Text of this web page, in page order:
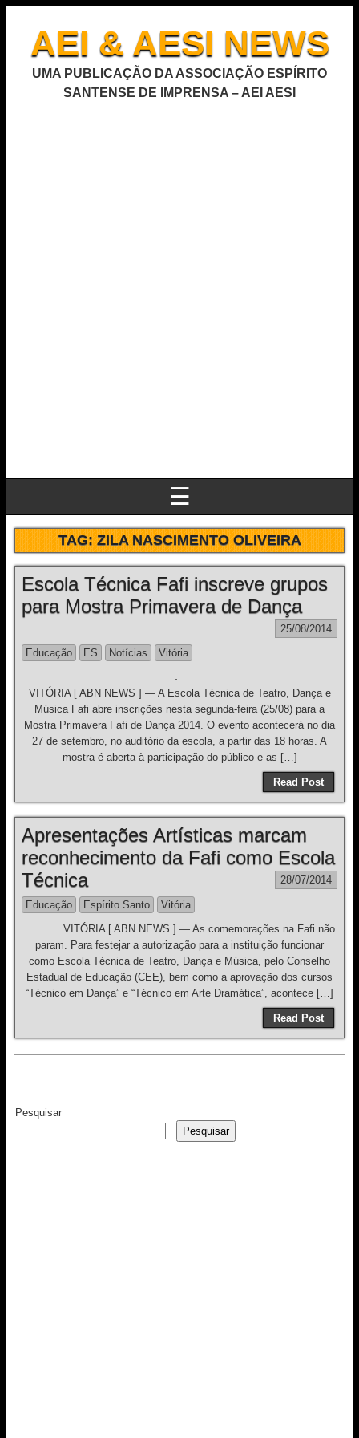
AEI & AESI NEWS
UMA PUBLICAÇÃO DA ASSOCIAÇÃO ESPÍRITO
SANTENSE DE IMPRENSA – AEI AESI
☰
TAG:ZILA NASCIMENTO OLIVEIRA
Escola Técnica Fafi inscreve grupos
para Mostra Primavera de Dança
25/08/2014
Educação
ES Notícias Vitória
VITÓRIA [ ABN NEWS ] — A Escola Técnica de Teatro, Dança e
Música Fafi abre inscrições nesta segunda-feira (25/08) para a
Mostra Primavera Fafi de Dança 2014. O evento acontecerá no dia
27 de setembro, no auditório da escola, a partir das 18 horas. A
mostra é aberta à participação do público e as […]
Read Post
Apresentações Artísticas marcam
reconhecimento da Fafi como Escola
Técnica
28/07/2014
Educação Espírito Santo
Vitória
VITÓRIA [ ABN NEWS ] — As comemorações na Fafi não
param. Para festejar a autorização para a instituição funcionar
como Escola Técnica de Teatro, Dança e Música, pelo Conselho
Estadual de Educação (CEE), bem como a aprovação dos cursos
“Técnico em Dança” e “Técnico em Arte Dramática”, acontece […]
Read Post
Pesquisar
Pesquisar